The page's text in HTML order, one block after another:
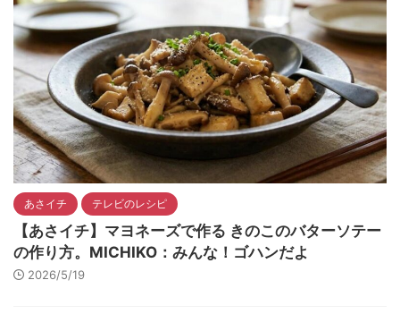
あさイチ テレビのレシピ
【あさイチ】マヨネーズで作る きのこのバターソテー
の作り方。MICHIKO：みんな！ゴハンだよ
2026/5/19